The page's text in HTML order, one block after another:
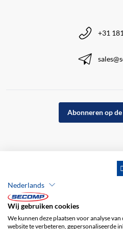
+31
Abonneren op
Nederlands
Wij gebruiken cookies
We kunnen deze plaatsen voor analyse
website te verbeteren, gepersonaliseerde